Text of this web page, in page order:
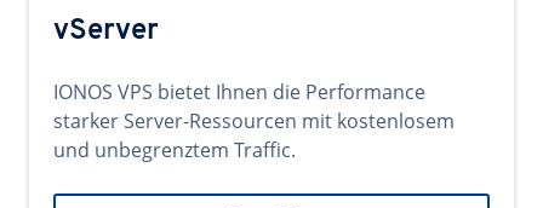
vServer
IONOS VPS bietet Ihnen die Performance
starker Server-Ressourcen mit kostenlosem
und unbegrenztem Traffic.